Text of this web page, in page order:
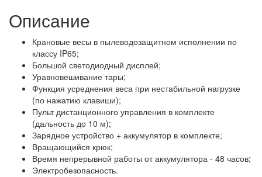
Описание
Крановые весы в пылеводозащитном исполнении по
классу IP65;
Большой светодиодный дисплей;
Уравновешивание тары;
Функция усреднения веса при нестабильной нагрузке
(по нажатию клавиши);
Пульт дистанционного управления в комплекте
(дальность до 10 м);
Зарядное устройство + аккумулятор в комплекте;
Вращающийся крюк;
Время непрерывной работы от аккумулятора - 48 часов;
Электробезопасность.